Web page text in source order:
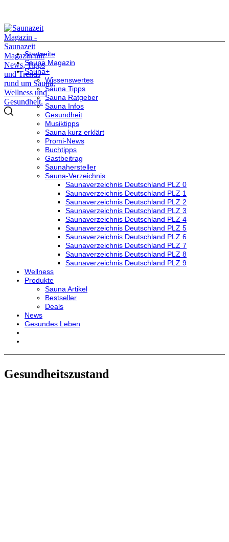
Startseite
Sauna Magazin
Sauna+
Wissenswertes
Sauna Tipps
Sauna Ratgeber
Sauna Infos
Gesundheit
Musiktipps
Sauna kurz erklärt
Promi-News
Buchtipps
Gastbeitrag
Saunahersteller
Sauna-Verzeichnis
Saunaverzeichnis Deutschland PLZ 0
Saunaverzeichnis Deutschland PLZ 1
Saunaverzeichnis Deutschland PLZ 2
Saunaverzeichnis Deutschland PLZ 3
Saunaverzeichnis Deutschland PLZ 4
Saunaverzeichnis Deutschland PLZ 5
Saunaverzeichnis Deutschland PLZ 6
Saunaverzeichnis Deutschland PLZ 7
Saunaverzeichnis Deutschland PLZ 8
Saunaverzeichnis Deutschland PLZ 9
Wellness
Produkte
Sauna Artikel
Bestseller
Deals
News
Gesundes Leben
Gesundheitszustand